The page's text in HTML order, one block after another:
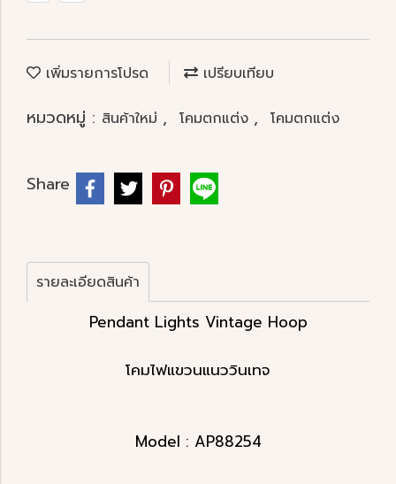
เพิ่มรายการโปรด เปรียบเทียบ
หมวดหมู่ : สินค้าใหม่ , โคมตกแต่ง , โคมตกแต่ง
Share
รายละเอียดสินค้า
Pendant Lights Vintage Hoop
โคมไฟแขวนแนววินเทจ
Model : AP88254